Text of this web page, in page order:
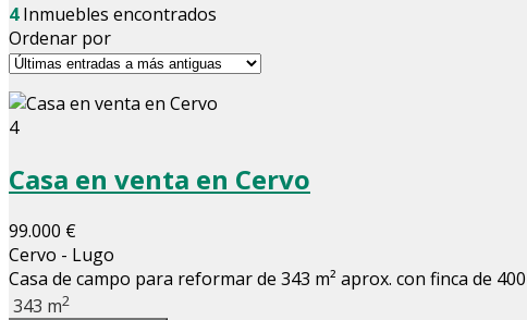
4Inmuebles encontrados
Ordenar por
4
Casa en venta en Cervo
99.000 €
Cervo - Lugo
Casa de campo para reformar de 343 m² aprox. con finca de
343 m2